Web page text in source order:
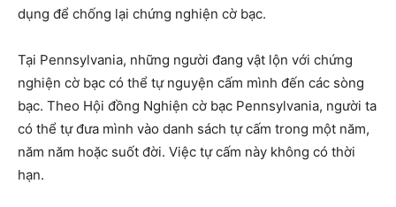
dụng để chống lại chứng nghiện cờ bạc.
Tại Pennsylvania, những người đang vật lộn với chứng
nghiện cờ bạc có thể tự nguyện cấm mình đến các sòng
bạc. Theo Hội đồng Nghiện cờ bạc Pennsylvania, người ta
có thể tự đưa mình vào danh sách tự cấm trong một năm,
năm năm hoặc suốt đời. Việc tự cấm này không có thời
hạn.